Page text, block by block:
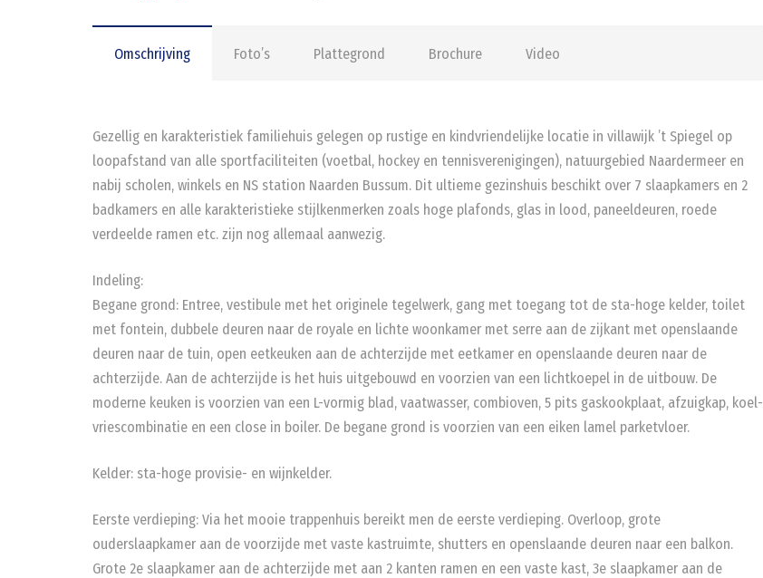
Omschrijving Foto’s Plattegrond Brochure Video
Gezellig en karakteristiek familiehuis gelegen op rustige en kindvriendelijke locatie in villawijk ’t Spiegel op
loopafstand van alle sportfaciliteiten (voetbal, hockey en tennisverenigingen), natuurgebied Naardermeer en
nabij scholen, winkels en NS station Naarden Bussum. Dit ultieme gezinshuis beschikt over 7 slaapkamers en 2
badkamers en alle karakteristieke stijlkenmerken zoals hoge plafonds, glas in lood, paneeldeuren, roede
verdeelde ramen etc. zijn nog allemaal aanwezig.
Indeling:
Begane grond: Entree, vestibule met het originele tegelwerk, gang met toegang tot de sta-hoge kelder, toilet
met fontein, dubbele deuren naar de royale en lichte woonkamer met serre aan de zijkant met openslaande
deuren naar de tuin, open eetkeuken aan de achterzijde met eetkamer en openslaande deuren naar de
achterzijde. Aan de achterzijde is het huis uitgebouwd en voorzien van een lichtkoepel in de uitbouw. De
moderne keuken is voorzien van een L-vormig blad, vaatwasser, combioven, 5 pits gaskookplaat, afzuigkap, koel-
vriescombinatie en een close in boiler. De begane grond is voorzien van een eiken lamel parketvloer.
Kelder: sta-hoge provisie- en wijnkelder.
Eerste verdieping: Via het mooie trappenhuis bereikt men de eerste verdieping. Overloop, grote
ouderslaapkamer aan de voorzijde met vaste kastruimte, shutters en openslaande deuren naar een balkon.
Grote 2e slaapkamer aan de achterzijde met aan 2 kanten ramen en een vaste kast, 3e slaapkamer aan de